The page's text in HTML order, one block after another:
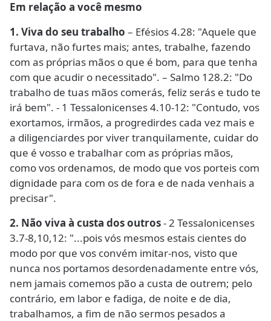
Em relação a você mesmo
1. Viva do seu trabalho – Efésios 4.28: "Aquele que
furtava, não furtes mais; antes, trabalhe, fazendo
com as próprias mãos o que é bom, para que tenha
com que acudir o necessitado". – Salmo 128.2: "Do
trabalho de tuas mãos comerás, feliz serás e tudo te
irá bem". - 1 Tessalonicenses 4.10-12: "Contudo, vos
exortamos, irmãos, a progredirdes cada vez mais e
a diligenciardes por viver tranquilamente, cuidar do
que é vosso e trabalhar com as próprias mãos,
como vos ordenamos, de modo que vos porteis com
dignidade para com os de fora e de nada venhais a
precisar".
2. Não viva à custa dos outros- 2 Tessalonicenses
3.7-8,10,12: "...pois vós mesmos estais cientes do
modo por que vos convém imitar-nos, visto que
nunca nos portamos desordenadamente entre vós,
nem jamais comemos pão a custa de outrem; pelo
contrário, em labor e fadiga, de noite e de dia,
trabalhamos, a fim de não sermos pesados a